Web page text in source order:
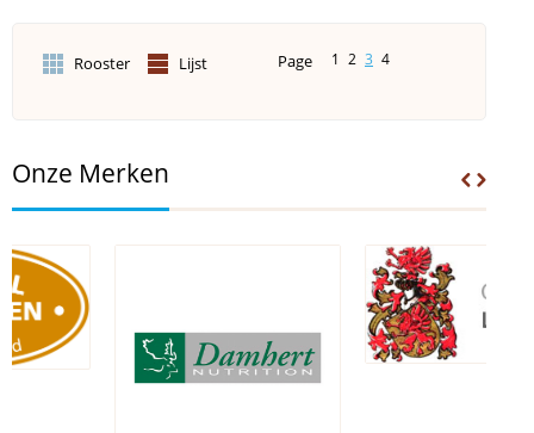
Rooster Lijst Page 1 2 3 4
Onze Merken